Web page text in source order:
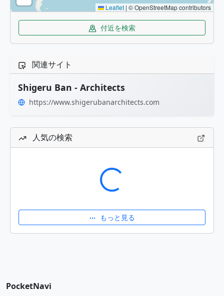
Leaflet | © OpenStreetMap contributors
付近を検索
関連サイト
Shigeru Ban - Architects
https://www.shigerubanarchitects.com
人気の検索
読み込み中...
もっと見る
PocketNavi